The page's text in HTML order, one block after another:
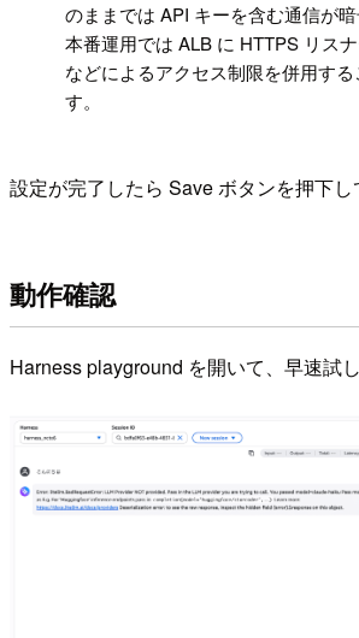
のままでは API キーを含む通信が暗
本番運用では ALB に HTTPS リス
などによるアクセス制限を併用す
す。
設定が完了したら Save ボタンを押下し
動作確認
Harness playground を開いて、早速試